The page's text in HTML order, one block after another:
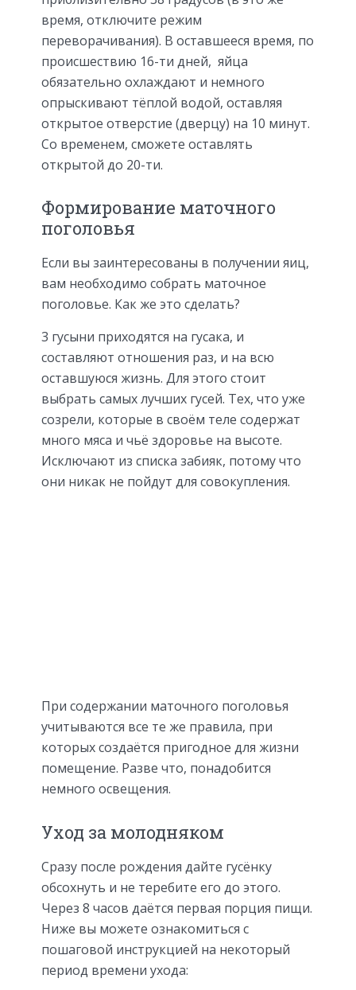
время, отключите режим
переворачивания). В оставшееся время, по
происшествию 16-ти дней, яйца
обязательно охлаждают и немного
опрыскивают тёплой водой, оставляя
открытое отверстие (дверцу) на 10 минут.
Со временем, сможете оставлять
открытой до 20-ти.
Формирование маточного
поголовья
Если вы заинтересованы в получении яиц,
вам необходимо собрать маточное
поголовье. Как же это сделать?
3 гусыни приходятся на гусака, и
составляют отношения раз, и на всю
оставшуюся жизнь. Для этого стоит
выбрать самых лучших гусей. Тех, что уже
созрели, которые в своём теле содержат
много мяса и чьё здоровье на высоте.
Исключают из списка забияк, потому что
они никак не пойдут для совокупления.
При содержании маточного поголовья
учитываются все те же правила, при
которых создаётся пригодное для жизни
помещение. Разве что, понадобится
немного освещения.
Уход за молодняком
Сразу после рождения дайте гусёнку
обсохнуть и не теребите его до этого.
Через 8 часов даётся первая порция пищи.
Ниже вы можете ознакомиться с
пошаговой инструкцией на некоторый
период времени ухода: